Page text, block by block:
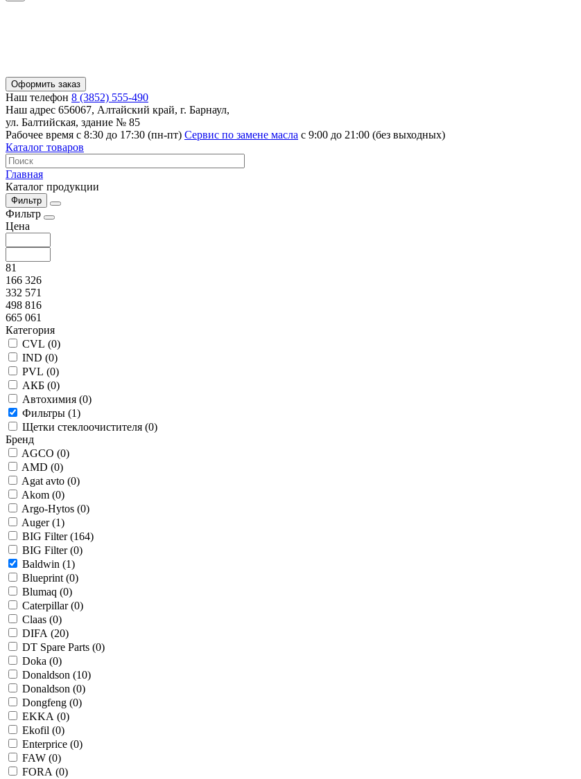
Оформить заказ
Наш телефон 8 (3852) 555-490
Наш адрес 656067, Алтайский край, г. Барнаул,
ул. Балтийская, здание № 85
Рабочее время с 8:30 до 17:30 (пн-пт) Сервис по замене масла с 9:00 до 21:00 (без выходных)
Каталог товаров
Главная
Каталог продукции
Фильтр
Фильтр
Цена
81
166 326
332 571
498 816
665 061
Категория
CVL (0)
IND (0)
PVL (0)
АКБ (0)
Автохимия (0)
Фильтры (1)
Щетки стеклоочистителя (0)
Бренд
AGCO (0)
AMD (0)
Agat avto (0)
Akom (0)
Argo-Hytos (0)
Auger (1)
BIG Filter (164)
BIG Filter (0)
Baldwin (1)
Blueprint (0)
Blumaq (0)
Caterpillar (0)
Claas (0)
DIFA (20)
DT Spare Parts (0)
Doka (0)
Donaldson (10)
Donaldson (0)
Dongfeng (0)
EKKA (0)
Ekofil (0)
Enterprice (0)
FAW (0)
FORA (0)